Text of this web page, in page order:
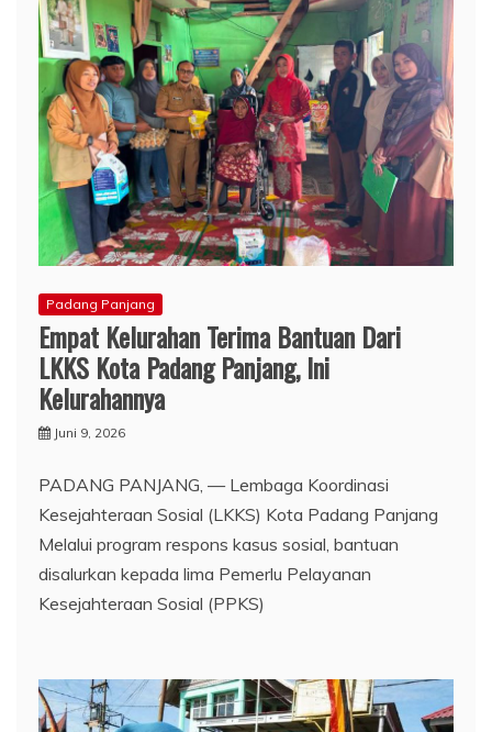
Padang Panjang
Empat Kelurahan Terima Bantuan Dari
LKKS Kota Padang Panjang, Ini
Kelurahannya
Juni 9, 2026
PADANG PANJANG, — Lembaga Koordinasi
Kesejahteraan Sosial (LKKS) Kota Padang Panjang
Melalui program respons kasus sosial, bantuan
disalurkan kepada lima Pemerlu Pelayanan
Kesejahteraan Sosial (PPKS)